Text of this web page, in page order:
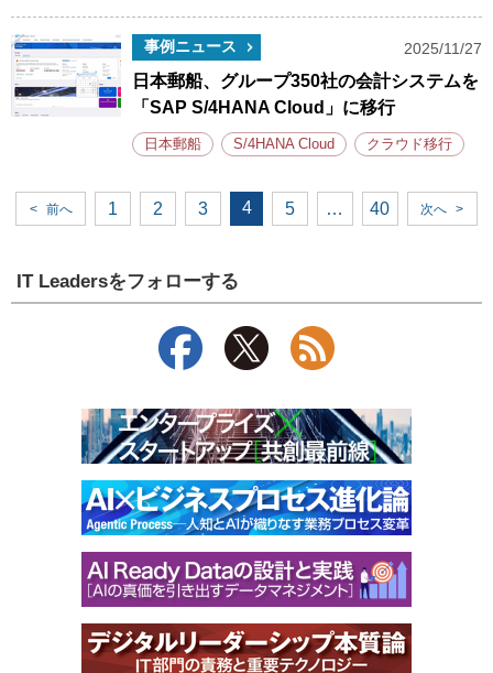
事例ニュース 2025/11/27
日本郵船、グループ350社の会計システムを
「SAP S/4HANA Cloud」に移行
日本郵船 S/4HANA Cloud クラウド移行
< 前へ 1 2 3 4 5 … 40 次へ >
IT Leadersをフォローする